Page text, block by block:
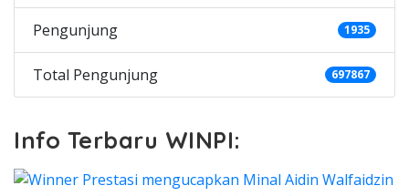
Pengunjung 1935
Total Pengunjung 697867
Info Terbaru WINPI: